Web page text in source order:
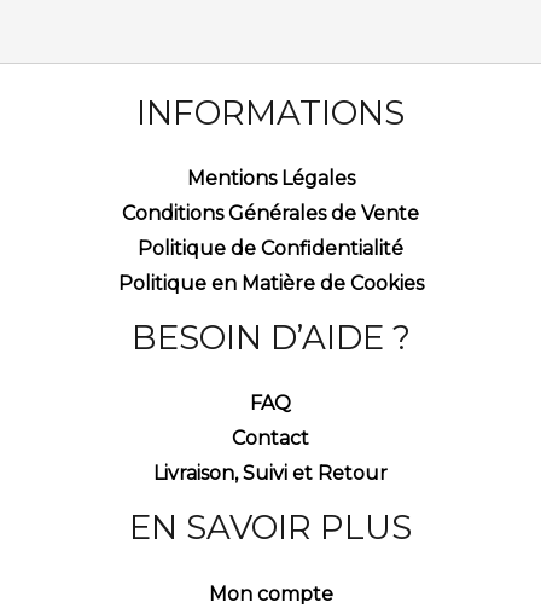
INFORMATIONS
Mentions Légales
Conditions Générales de Vente
Politique de Confidentialité
Politique en Matière de Cookies
BESOIN D’AIDE ?
FAQ
Contact
Livraison, Suivi et Retour
EN SAVOIR PLUS
Mon compte